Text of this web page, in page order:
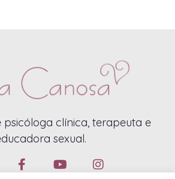
psicóloga clínica, terapeuta e
sexual.